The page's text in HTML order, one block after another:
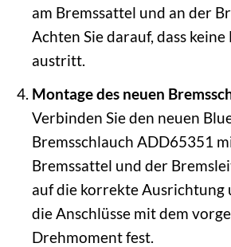
am Bremssattel und an der
Achten Sie darauf, dass
austritt.
Montage des neuen
Verbinden Sie den neuen
Bremsschlauch ADD65351
Bremssattel und der
auf die korrekte Ausrichtung
die Anschlüsse mit dem
Drehmoment fest.